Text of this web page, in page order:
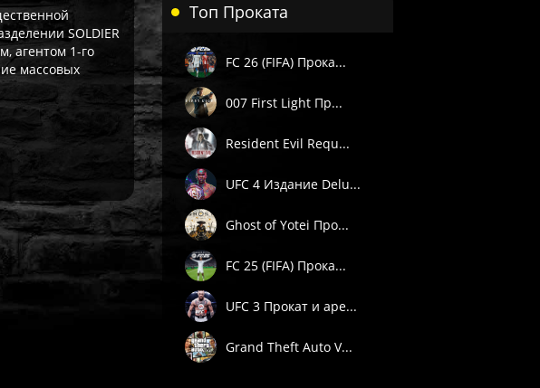
SOLDIER
агентом 1-го
массовых
Активации (П3, П1) — вручную в течение 3 часов в рабочее время
она будет в игре. Подробности смотрите в описании товара.
проблему. На все товары даётся гарантия.
до 22:00 МСК. Пишите через сайт, VK или Telegram.
Топ Проката
FC 26 (FIFA) Прока...
007 First Light Пр...
Resident Evil Requ...
UFC 4 Издание Delu...
Ghost of Yotei Про...
FC 25 (FIFA) Прока...
UFC 3 Прокат и аре...
Grand Theft Auto V...